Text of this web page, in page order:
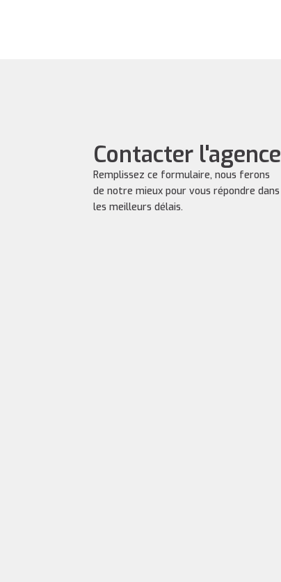
Contacter l'agence
Remplissez ce formulaire, nous ferons
de notre mieux pour vous répondre dans
les meilleurs délais.